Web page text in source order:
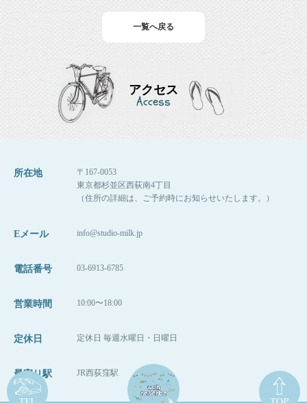
一覧へ戻る
アクセス
Access
所在地
〒167-0053
東京都杉並区西荻南4丁目
（住所の詳細は、ご予約時にお知らせいたします。）
Eメール info@studio-milk.jp
電話番号 03-6913-6785
営業時間 10:00〜18:00
定休日 定休日 毎週水曜日・日曜日
最寄り駅 JR西荻窪駅